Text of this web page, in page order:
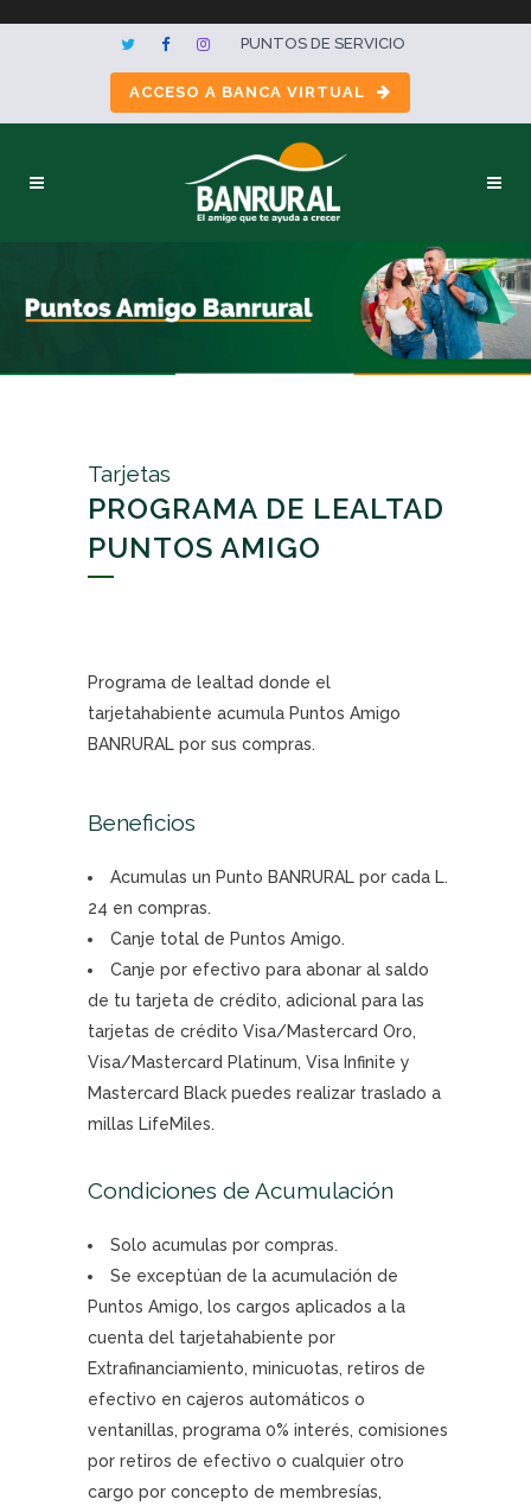
PUNTOS DE SERVICIO
ACCESO A BANCA VIRTUAL
Tarjetas
PROGRAMA DE LEALTAD
PUNTOS AMIGO
Programa de lealtad donde el
tarjetahabiente acumula Puntos Amigo
BANRURAL por sus compras.
Beneficios
Acumulas un Punto BANRURAL por cada L.
24 en compras.
Canje total de Puntos Amigo.
Canje por efectivo para abonar al saldo
de tu tarjeta de crédito, adicional para las
tarjetas de crédito Visa/Mastercard Oro,
Visa/Mastercard Platinum, Visa Infinite y
Mastercard Black puedes realizar traslado a
millas LifeMiles.
Condiciones de Acumulación
Solo acumulas por compras.
Se exceptúan de la acumulación de
Puntos Amigo, los cargos aplicados a la
cuenta del tarjetahabiente por
Extrafinanciamiento, minicuotas, retiros de
efectivo en cajeros automáticos o
ventanillas, programa 0% interés, comisiones
por retiros de efectivo o cualquier otro
cargo por concepto de membresías,